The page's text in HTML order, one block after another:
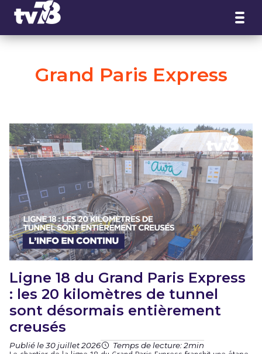
Grand Paris Express
Ligne 18 du Grand Paris Express
: les 20 kilomètres de tunnel
sont désormais entièrement
creusés
Publié le 30 juillet 2026 Temps de lecture: 2min
Panneau de gestion des cookies